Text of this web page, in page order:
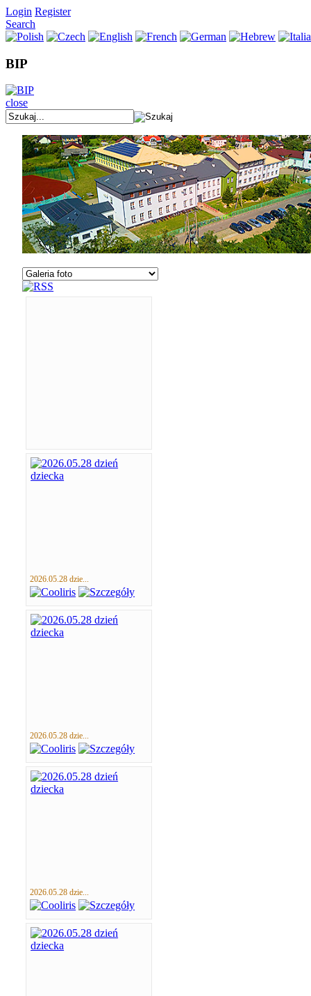
Login Register
Search
BIP
close
2026.05.28 dzie...
2026.05.28 dzie...
2026.05.28 dzie...